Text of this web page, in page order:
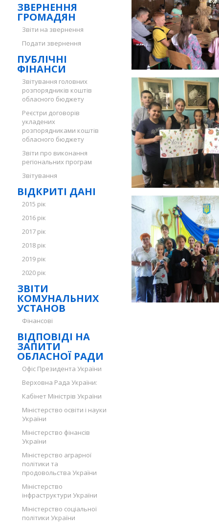
ЗВЕРНЕННЯ
ГРОМАДЯН
Звіти на звернення
Подати звернення
ПУБЛІЧНІ
ФІНАНСИ
Звітування головних
розпорядників коштів
обласного бюджету
Реєстри договорів
укладених
розпорядниками коштів
обласного бюджету
Звіти про виконання
регіональних програм
Звітування
ВІДКРИТІ ДАНІ
2015 рік
2016 рік
2017 рік
2018 рік
2019 рік
2020 рік
ЗВІТИ
КОМУНАЛЬНИХ
УСТАНОВ
Фінансові
ВІДПОВІДІ НА
ЗАПИТИ
ОБЛАСНОЇ РАДИ
Офіс Президента України
Верховна Рада України:
Кабінет Міністрів України
Міністерство освіти і науки
України
Міністерство фінансів
України
Міністерство аграрної
політики та
продовольства України
Міністерство
інфраструктури України
Міністерство соціальної
політики України